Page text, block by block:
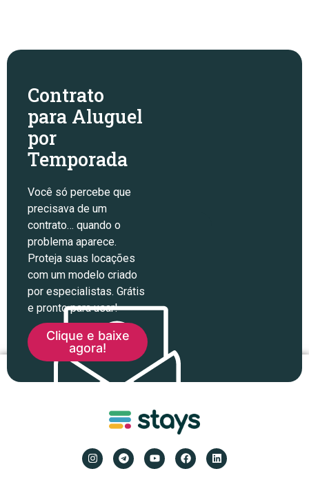
Contrato
para Aluguel
por
Temporada
Você só percebe que
precisava de um
contrato… quando o
problema aparece.
Proteja suas locações
com um modelo criado
por especialistas. Grátis
e pronto para usar!
Clique e baixe
agora!